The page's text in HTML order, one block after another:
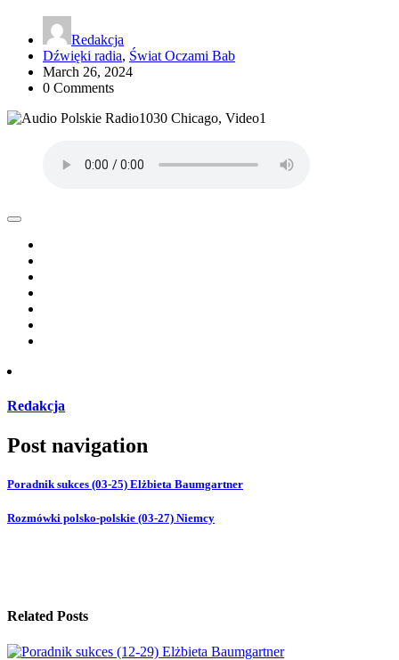
Redakcja
Dźwięki radia, Świat Oczami Bab
March 26, 2024
0 Comments
Redakcja
Post navigation
Poradnik sukces (03-25) Elżbieta Baumgartner
Rozmówki polsko-polskie (03-27) Niemcy
Related Posts